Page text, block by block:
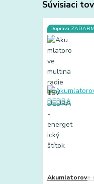
Súvisiaci
Doprava
Akumlatorove